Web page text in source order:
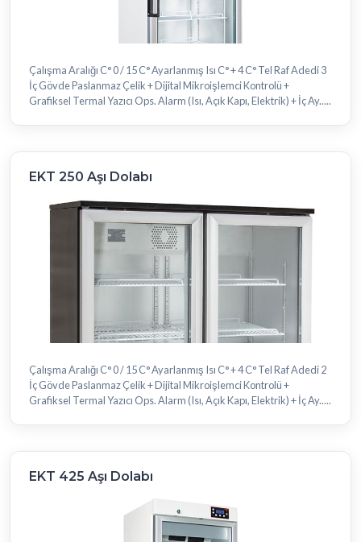
Çalışma Aralığı C° 0 / 15 C° Ayarlanmış Isı C° + 4 C° Tel Raf Adedi 3
İç Gövde Paslanmaz Çelik + Dijital Mikroişlemci Kontrolü +
Grafiksel Termal Yazıcı Ops. Alarm (Isı, Açık Kapı, Elektrik) + İç Ay.....
EKT 250 Aşı Dolabı
Çalışma Aralığı C° 0 / 15 C° Ayarlanmış Isı C° + 4 C° Tel Raf Adedi 2
İç Gövde Paslanmaz Çelik + Dijital Mikroişlemci Kontrolü +
Grafiksel Termal Yazıcı Ops. Alarm (Isı, Açık Kapı, Elektrik) + İç Ay.....
EKT 425 Aşı Dolabı